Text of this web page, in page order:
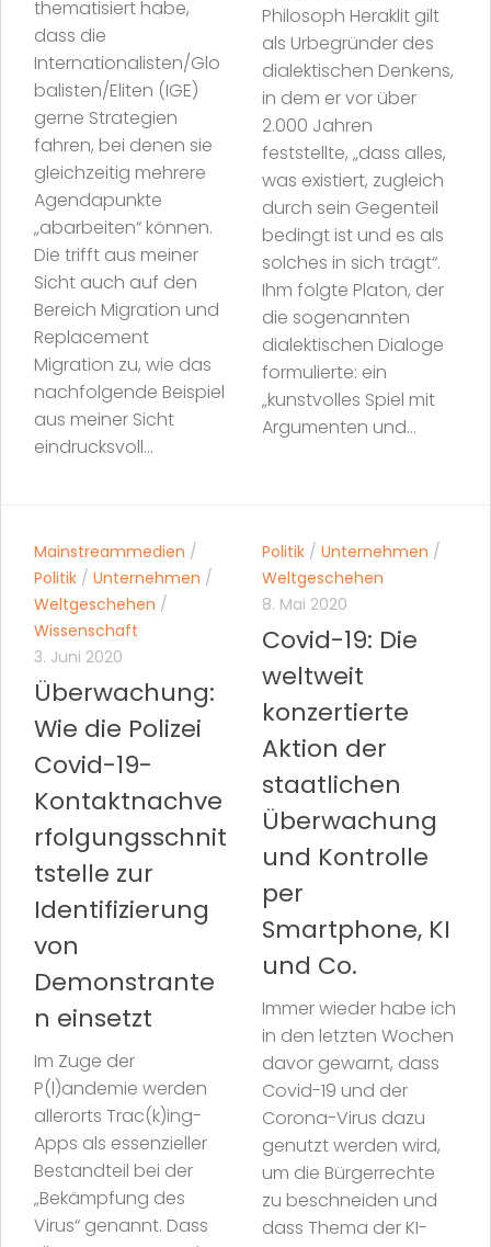
thematisiert habe,
dass die
Internationalisten/Glo
balisten/Eliten (IGE)
gerne Strategien
fahren, bei denen sie
gleichzeitig mehrere
Agendapunkte
„abarbeiten“ können.
Die trifft aus meiner
Sicht auch auf den
Bereich Migration und
Replacement
Migration zu, wie das
nachfolgende Beispiel
aus meiner Sicht
eindrucksvoll...
Philosoph Heraklit gilt
als Urbegründer des
dialektischen Denkens,
in dem er vor über
2.000 Jahren
feststellte, „dass alles,
was existiert, zugleich
durch sein Gegenteil
bedingt ist und es als
solches in sich trägt“.
Ihm folgte Platon, der
die sogenannten
dialektischen Dialoge
formulierte: ein
„kunstvolles Spiel mit
Argumenten und...
Mainstreammedien /
Politik / Unternehmen /
Weltgeschehen /
Wissenschaft
3. Juni 2020
Überwachung:
Wie die Polizei
Covid-19-
Kontaktnachve
rfolgungsschnit
tstelle zur
Identifizierung
von
Demonstrante
n einsetzt
Im Zuge der
P(l)andemie werden
allerorts Trac(k)ing-
Apps als essenzieller
Bestandteil bei der
„Bekämpfung des
Virus“ genannt. Dass
Politik / Unternehmen /
Weltgeschehen
8. Mai 2020
Covid-19: Die
weltweit
konzertierte
Aktion der
staatlichen
Überwachung
und Kontrolle
per
Smartphone, KI
und Co.
Immer wieder habe ich
in den letzten Wochen
davor gewarnt, dass
Covid-19 und der
Corona-Virus dazu
genutzt werden wird,
um die Bürgerrechte
zu beschneiden und
dass Thema der KI-